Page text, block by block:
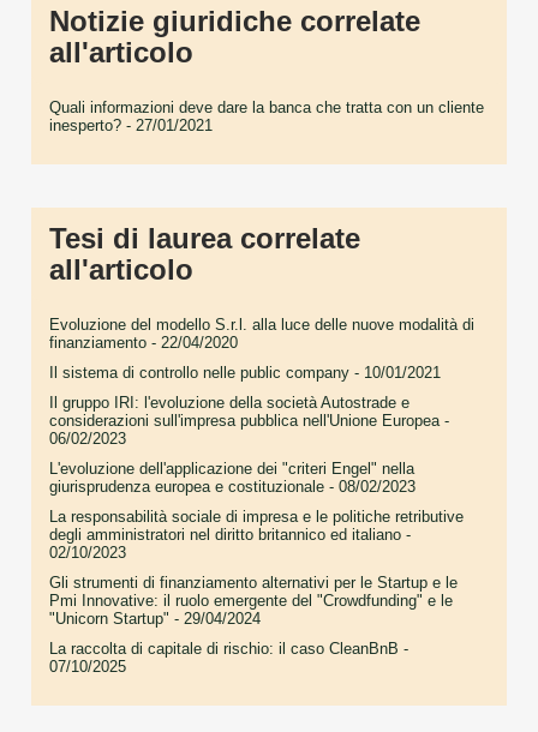
Notizie giuridiche correlate
all'articolo
Quali informazioni deve dare la banca che tratta con un cliente
inesperto? - 27/01/2021
Tesi di laurea correlate
all'articolo
Evoluzione del modello S.r.l. alla luce delle nuove modalità di
finanziamento - 22/04/2020
Il sistema di controllo nelle public company - 10/01/2021
Il gruppo IRI: l'evoluzione della società Autostrade e
considerazioni sull'impresa pubblica nell'Unione Europea -
06/02/2023
L'evoluzione dell'applicazione dei "criteri Engel" nella
giurisprudenza europea e costituzionale - 08/02/2023
La responsabilità sociale di impresa e le politiche retributive
degli amministratori nel diritto britannico ed italiano -
02/10/2023
Gli strumenti di finanziamento alternativi per le Startup e le
Pmi Innovative: il ruolo emergente del "Crowdfunding" e le
"Unicorn Startup" - 29/04/2024
La raccolta di capitale di rischio: il caso CleanBnB -
07/10/2025